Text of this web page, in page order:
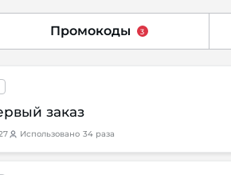
Промокоды 3
заказ
Использовано 34 раза